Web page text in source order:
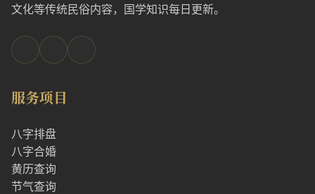
文化等传统民俗内容，国学知识每日更新。
服务项目
八字排盘
八字合婚
黄历查询
节气查询